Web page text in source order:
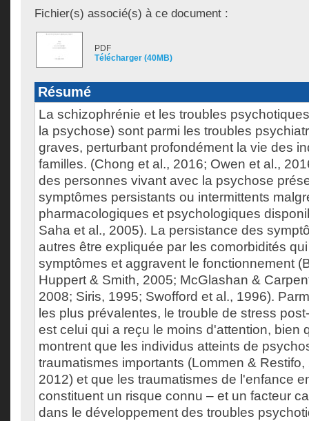
Fichier(s) associé(s) à ce document :
PDF
Télécharger (40MB)
Résumé
La schizophrénie et les troubles
la psychose) sont parmi les troubles
graves, perturbant profondément la vie des
familles. (Chong et al., 2016; Owen et al.,
des personnes vivant avec la psychose
symptômes persistants ou intermittents
pharmacologiques et psychologiques
Saha et al., 2005). La persistance des
autres être expliquée par les comorbidités
symptômes et aggravent le fonctionnement
Huppert & Smith, 2005; McGlashan &
2008; Siris, 1995; Swofford et al., 1996).
les plus prévalentes, le trouble de stress
est celui qui a reçu le moins d'attention, bien
montrent que les individus atteints de
traumatismes importants (Lommen &
2012) et que les traumatismes de l'enfance
constituent un risque connu – et un facteur
dans le développement des troubles